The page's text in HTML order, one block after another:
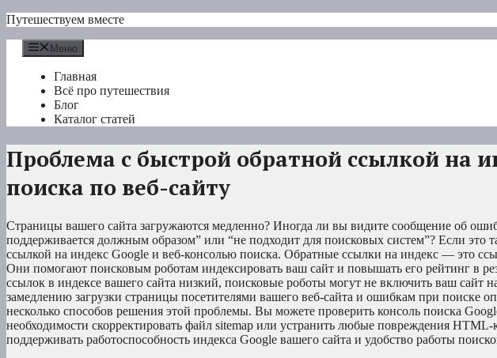
Перейти
содержимому
Путешествуем вместе
Меню
Главная
Всё про путешествия
Блог
Каталог статей
Проблема с быстрой обратной ссылкой на
поиска по веб-сайту
Страницы вашего сайта загружаются медленно? Иногда ли вы видите сообщение об
поддерживается должным образом” или “не подходит для поисковых систем”? Если это
ссылкой на индекс Google и веб-консолью поиска. Обратные ссылки на индекс — это
Они помогают поисковым роботам индексировать ваш сайт и повышать его рейтинг в
ссылок в индексе вашего сайта низкий, поисковые роботы могут не включить ваш сайт
замедлению загрузки страницы посетителями вашего веб-сайта и ошибкам при поиске
несколько способов решения этой проблемы. Вы можете проверить консоль поиска
необходимости скорректировать файл sitemap или устранить любые повреждения
поддерживать работоспособность индекса Google вашего сайта и удобство работы